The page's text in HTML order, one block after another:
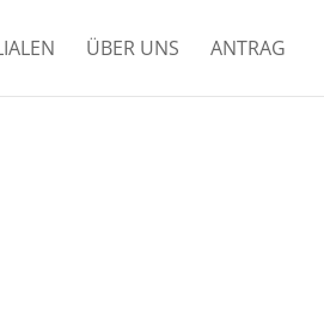
ÜBER UNS ANTRAG